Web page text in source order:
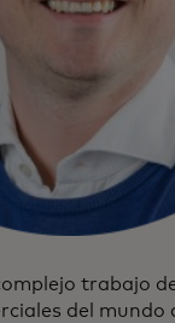
trabajo
del mundo